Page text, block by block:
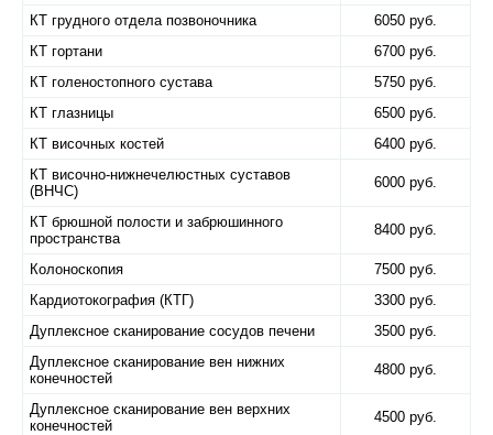
КТ грудного отдела позвоночника
6050 руб.
КТ гортани
6700 руб.
КТ голеностопного сустава
5750 руб.
КТ глазницы
6500 руб.
КТ височных костей
6400 руб.
КТ височно-нижнечелюстных суставов
(ВНЧС)
6000 руб.
КТ брюшной полости и забрюшинного
пространства
8400 руб.
Колоноскопия
7500 руб.
Кардиотокография (КТГ)
3300 руб.
Дуплексное сканирование сосудов печени
3500 руб.
Дуплексное сканирование вен нижних
конечностей
4800 руб.
Дуплексное сканирование вен верхних
конечностей
4500 руб.